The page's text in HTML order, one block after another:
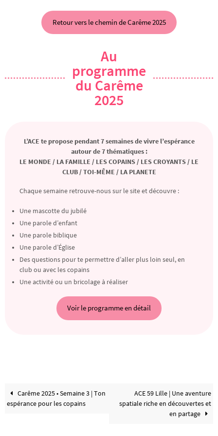
Retour vers le chemin de Carême 2025
Au
programme
du Carême
2025
L’ACE te propose pendant 7 semaines de vivre l’espérance
autour de 7 thématiques :
LE MONDE / LA FAMILLE / LES COPAINS / LES CROYANTS / LE
CLUB / TOI-MÊME / LA PLANETE
Chaque semaine retrouve-nous sur le site et découvre :
Une mascotte du jubilé
Une parole d’enfant
Une parole biblique
Une parole d’Église
Des questions pour te permettre d’aller plus loin seul, en
club ou avec les copains
Une activité ou un bricolage à réaliser
Voir le programme en détail
Carême 2025 • Semaine 3 | Ton
espérance pour les copains
ACE 59 Lille | Une aventure
spatiale riche en découvertes et
en partage